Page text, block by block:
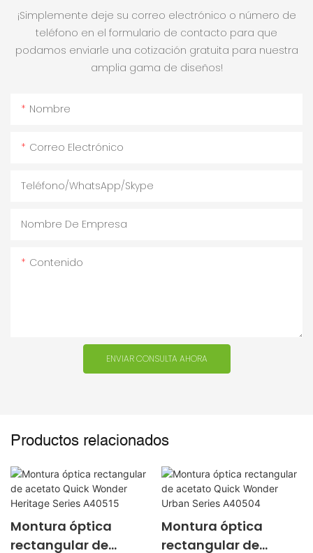
¡Simplemente deje su correo electrónico o número de
teléfono en el formulario de contacto para que
podamos enviarle una cotización gratuita para nuestra
amplia gama de diseños!
Nombre
Correo Electrónico
Teléfono/WhatsApp/Skype
Nombre De Empresa
Contenido
ENVIAR CONSULTA AHORA
Productos relacionados
Montura óptica
rectangular de
Montura óptica
rectangular de